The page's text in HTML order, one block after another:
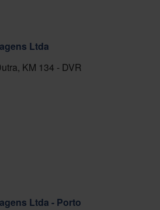
Ltda
KM 134 - DVR
Ltda - Porto